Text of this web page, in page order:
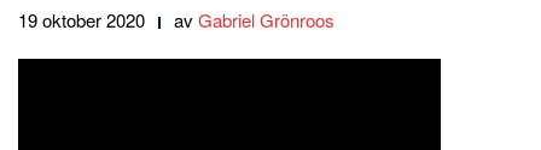
19 oktober 2020 avGabriel Grönroos